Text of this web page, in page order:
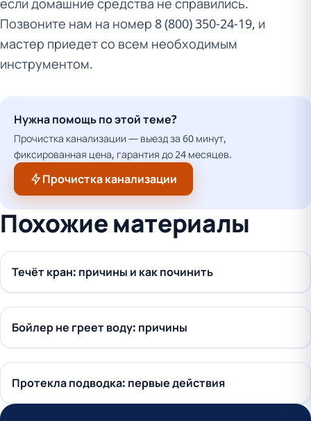
если домашние средства не справились.
Позвоните нам на номер 8 (800) 350-24-19, и
мастер приедет со всем необходимым
инструментом.
Нужна помощь по этой теме?
Прочистка канализации — выезд за 60 минут,
фиксированная цена, гарантия до 24 месяцев.
Прочистка канализации
Похожие материалы
Течёт кран: причины и как починить
Бойлер не греет воду: причины
Протекла подводка: первые действия